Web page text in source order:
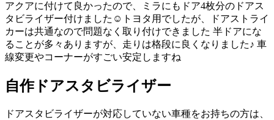
アクアに付けて良かったので、ミラにもドア4枚分のドアス
タビライザー付けました☺️トヨタ用でしたが、ドアストライ
カーは共通なので問題なく取り付けできました 半ドアにな
ることが多々ありますが、走りは格段に良くなりました♪ 車
線変更やコーナーがすごい安定しますね
自作ドアスタビライザー
ドアスタビライザーが対応していない車種をお持ちの方は、